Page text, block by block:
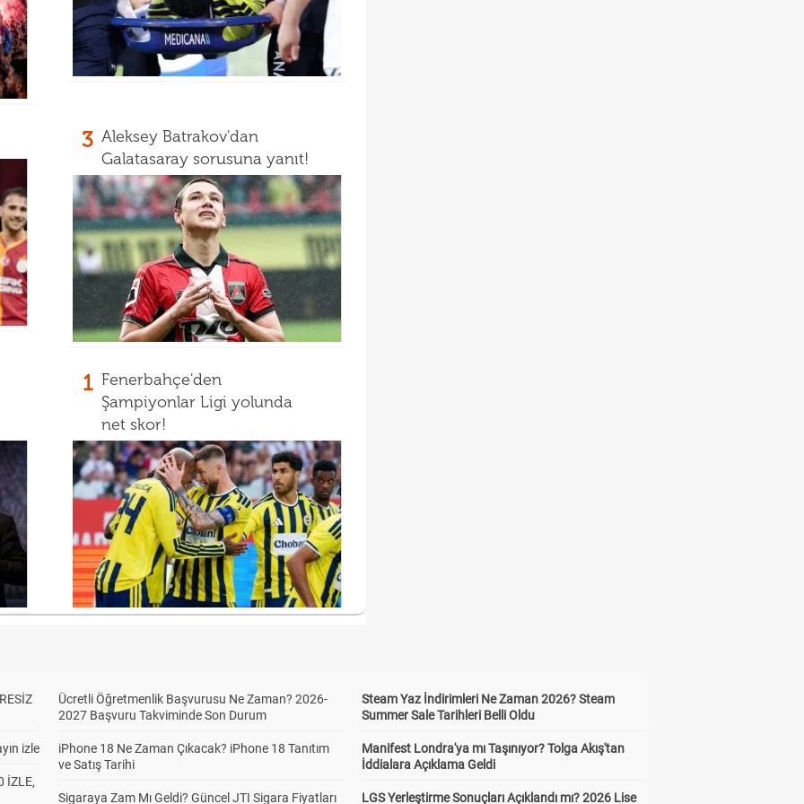
3 Aleksey Batrakov'dan
Galatasaray sorusuna yanıt!
1 Fenerbahçe'den
Şampiyonlar Ligi yolunda
net skor!
izle
İZLE,
Ücretli Öğretmenlik Başvurusu Ne Zaman? 2026-
2027 Başvuru Takviminde Son Durum
iPhone 18 Ne Zaman Çıkacak? iPhone 18 Tanıtım
ve Satış Tarihi
Sigaraya Zam Mı Geldi? Güncel JTI Sigara Fiyatları
Steam Yaz İndirimleri Ne Zaman 2026? Steam
Summer Sale Tarihleri Belli Oldu
Manifest Londra'ya mı Taşınıyor? Tolga Akış'tan
İddialara Açıklama Geldi
LGS Yerleştirme Sonuçları Açıklandı mı? 2026 Lise